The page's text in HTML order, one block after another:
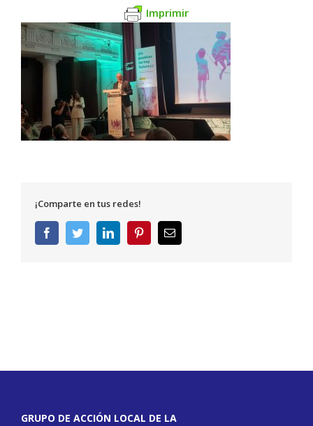
Imprimir
¡Comparte en tus redes!
FacebookTwitterLinkedInPinterestCorreo
electrónico
GRUPO DE ACCIÓN LOCAL DE LA